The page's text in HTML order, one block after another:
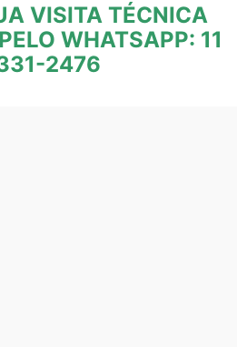
VISITA TÉCNICA
WHATSAPP: 11
2476